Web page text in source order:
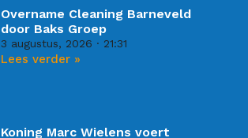
Overname Cleaning Barneveld
door Baks Groep
3 augustus, 2026 21:31
Lees verder »
Koning Marc Wielens voert